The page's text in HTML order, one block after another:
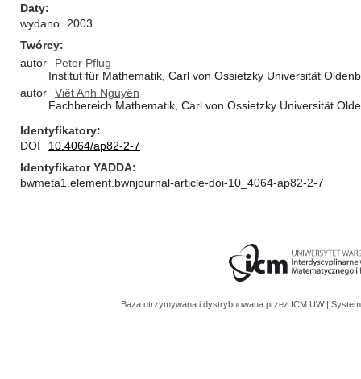
Daty
wydano
2003
Twórcy
autor
Peter Pflug
Institut für Mathematik, Carl von Ossietzky Universität
autor
Viêt Anh Nguyên
Fachbereich Mathematik, Carl von Ossietzky Universität
Identyfikatory
DOI
10.4064/ap82-2-7
Identyfikator YADDA
bwmeta1.element.bwnjournal-article-doi-10_4064-ap82-2-7
Baza utrzymywana i dystrybuowana przez ICM UW |